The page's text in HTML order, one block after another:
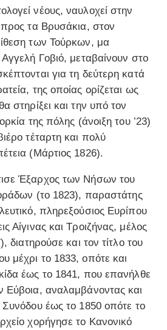
νέους, ναυλοχεί στην
προς τα Βρυσάκια, στον
των Τούρκων, μα
Γοβιό, μεταβαίνουν στο
για τη δεύτερη κατά
της οποίας ορίζεται ως
στηρίξει και την υπό τον
της πόλης (άνοιξη του ’23)
τέταρτη και πολύ
(Μάρτιος 1826).
Έξαρχος των Νήσων του
(το 1823), παραστάτης
πληρεξούσιος Ευρίπου
Αίγινας και Τροιζήνας, μέλος
διατηρούσε και τον τίτλο του
μέχρι το 1833, οπότε και
έως το 1841, που επανήλθε
Εύβοια, αναλαμβάνοντας και
Συνόδου έως το 1850 οπότε το
χορήγησε το Κανονικό